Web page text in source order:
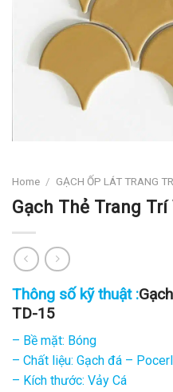
Home / GẠCH ỐP LÁT TRANG
Gạch Thẻ Trang Trí
Thông số kỹ thuật :
TD-15
– Bề mặt: Bóng
– Chất liệu: Gạch đá –
– Kích thước: Vảy Cá